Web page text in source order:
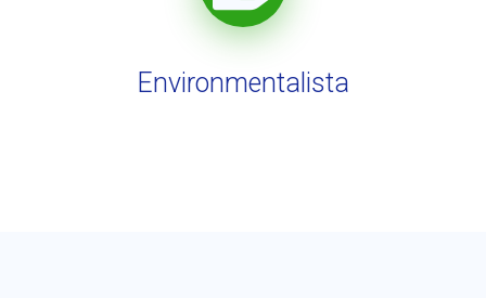
Environmentalista